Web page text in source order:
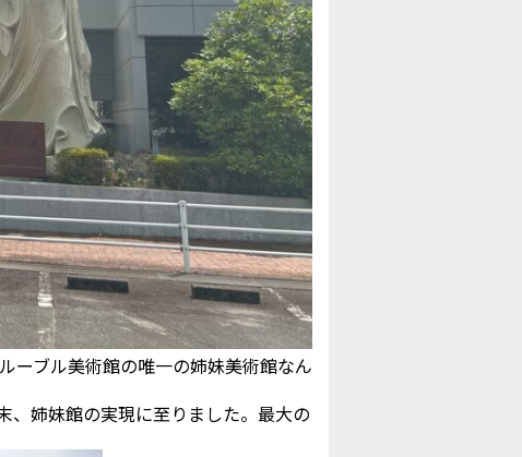
ーブル美術館の唯一の姉妹美術館なん
、姉妹館の実現に至りました。最大の